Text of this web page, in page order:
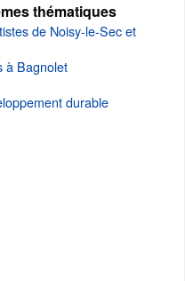
thématiques
de Noisy-le-Sec et
à Bagnolet
durable